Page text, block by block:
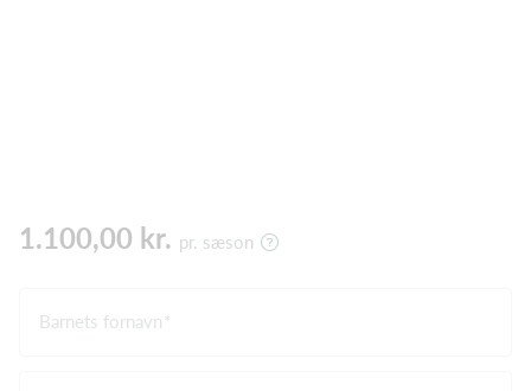
1.100,00 kr. pr. sæson
Barnets fornavn